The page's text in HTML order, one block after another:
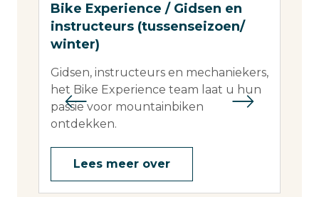
Bike Experience / Gidsen en
instructeurs (tussenseizoen/
winter)
Gidsen, instructeurs en mechaniekers,
het Bike Experience team laat u hun
passie voor mountainbiken
ontdekken.
Lees meer over